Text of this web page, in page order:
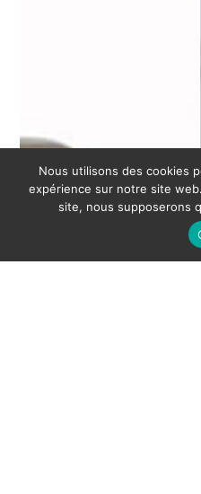
Nous utilisons des cookies
expérience sur notre site
site, nous supposerons